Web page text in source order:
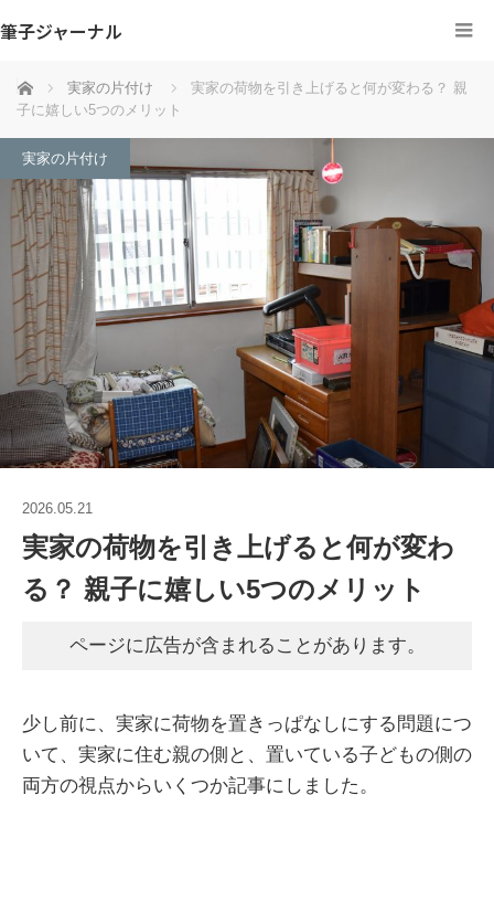
筆子ジャーナル
ホーム 実家の片付け
実家の荷物を引き上げると何が変わる？ 親
子に嬉しい5つのメリット
実家の片付け
2026.05.21
実家の荷物を引き上げると何が変わ
る？ 親子に嬉しい5つのメリット
ページに広告が含まれることがあります。
少し前に、実家に荷物を置きっぱなしにする問題につ
いて、実家に住む親の側と、置いている子どもの側の
両方の視点からいくつか記事にしました。